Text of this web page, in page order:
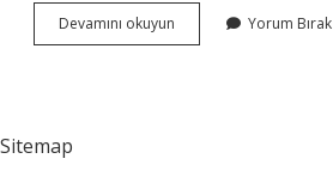
Devamını okuyun
Yazısı
Yorum Bırak
Sitemap